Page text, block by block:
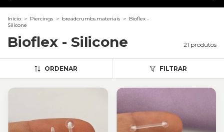
Início > Piercings > breadcrumbs.materiais > Bioflex -
Silicone
Bioflex - Silicone 21 produtos
ORDENAR FILTRAR